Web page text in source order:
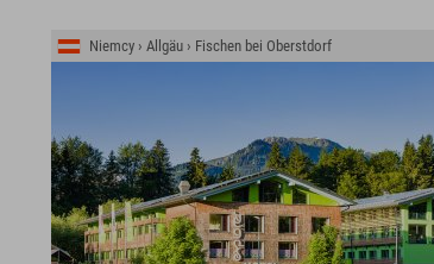
Niemcy › Allgäu › Fischen bei Oberstdorf